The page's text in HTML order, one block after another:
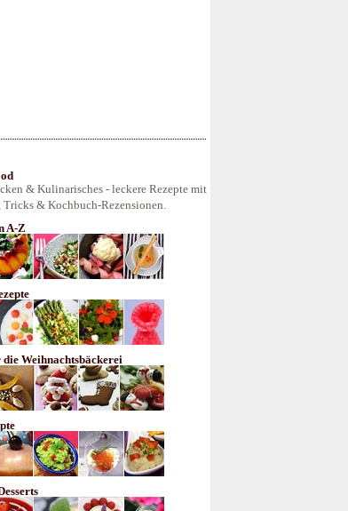
& Kulinarisches - leckere Rezepte mit
& Kochbuch-Rezensionen.
A-Z
die Weihnachtsbäckerei